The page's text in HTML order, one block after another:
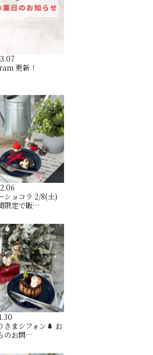
更新！
ショコラ 2/8(土)
限定で販…
さまシフォン🌲 お
のお問…